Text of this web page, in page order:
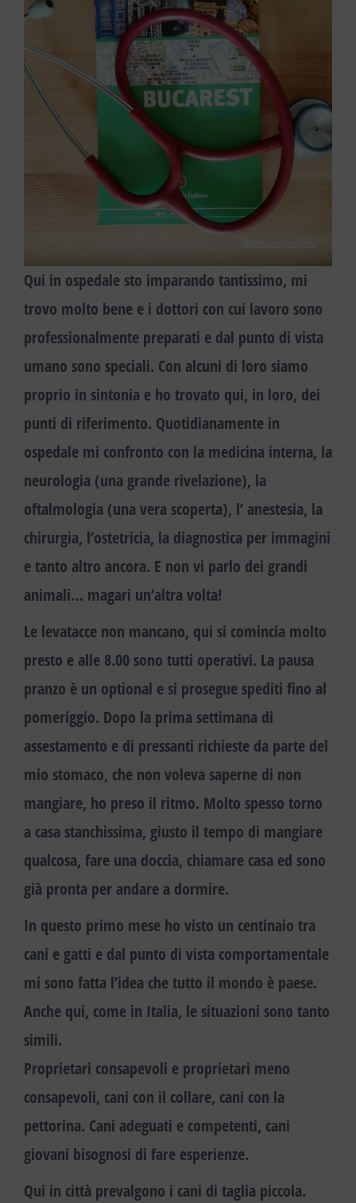
Qui in ospedale sto imparando tantissimo, mi
trovo molto bene e i dottori con cui lavoro sono
professionalmente preparati e dal punto di vista
umano sono speciali. Con alcuni di loro siamo
proprio in sintonia e ho trovato qui, in loro, dei
punti di riferimento. Quotidianamente in
ospedale mi confronto con la medicina interna, la
neurologia (una grande rivelazione), la
oftalmologia (una vera scoperta), l’ anestesia, la
chirurgia, l’ostetricia, la diagnostica per immagini
e tanto altro ancora. E non vi parlo dei grandi
animali… magari un’altra volta!
Le levatacce non mancano, qui si comincia molto
presto e alle 8.00 sono tutti operativi. La pausa
pranzo è un optional e si prosegue spediti fino al
pomeriggio. Dopo la prima settimana di
assestamento e di pressanti richieste da parte del
mio stomaco, che non voleva saperne di non
mangiare, ho preso il ritmo. Molto spesso torno
a casa stanchissima, giusto il tempo di mangiare
qualcosa, fare una doccia, chiamare casa ed sono
già pronta per andare a dormire.
In questo primo mese ho visto un centinaio tra
cani e gatti e dal punto di vista comportamentale
mi sono fatta l’idea che tutto il mondo è paese.
Anche qui, come in Italia, le situazioni sono tanto
simili.
Proprietari consapevoli e proprietari meno
consapevoli, cani con il collare, cani con la
pettorina. Cani adeguati e competenti, cani
giovani bisognosi di fare esperienze.
Qui in città prevalgono i cani di taglia piccola.